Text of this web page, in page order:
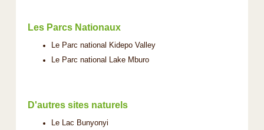
Les Parcs Nationaux
Le Parc national Kidepo Valley
Le Parc national Lake Mburo
D'autres sites naturels
Le Lac Bunyonyi